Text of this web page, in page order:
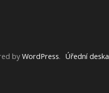
by WordPress. Úřední deska